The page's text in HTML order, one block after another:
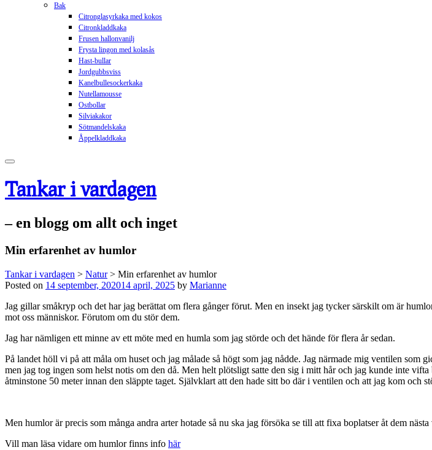
Bak
Citronglasyrkaka med kokos
Citronkladdkaka
Frusen hallonvanilj
Frysta lingon med kolasås
Hast-bullar
Jordgubbsviss
Kanelbullesockerkaka
Nutellamousse
Ostbollar
Silviakakor
Sötmandelskaka
Åppelkladdkaka
Tankar i vardagen
– en blogg om allt och inget
Min erfarenhet av humlor
Tankar i vardagen > Natur> Min erfarenhet av humlor
Posted on 14 september, 202014 april, 2025 by Marianne
Jag gillar småkryp och det har jag berättat om flera gånger förut. Men en insekt jag tycker särskilt om är
mot oss människor. Förutom om du stör dem.
Jag har nämligen ett minne av ett möte med en humla som jag störde och det hände för flera år sedan.
På landet höll vi på att måla om huset och jag målade så högt som jag nådde. Jag närmade mig ventilen
men jag tog ingen som helst notis om den då. Men helt plötsligt satte den sig i mitt hår och jag kunde inte
åtminstone 50 meter innan den släppte taget. Självklart att den hade sitt bo där i ventilen och att jag kom och
Men humlor är precis som många andra arter hotade så nu ska jag försöka se till att fixa boplatser åt dem nästa
Vill man läsa vidare om humlor finns info här